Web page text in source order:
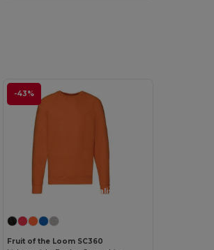
-43%
Personaliseer het!
Fruit of the Loom SC360